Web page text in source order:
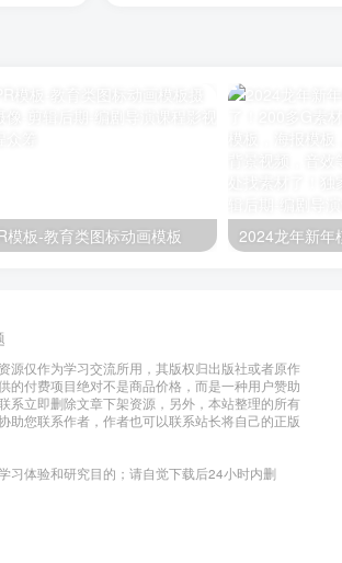
模板-教育类图标动画模板
源仅作为学习交流所用，其版权归出版社或者原作
的付费项目绝对不是商品价格，而是一种用户赞助
系立即删除文章下架资源，另外，本站整理的所有
助您联系作者，作者也可以联系站长将自己的正版
习体验和研究目的；请自觉下载后24小时内删